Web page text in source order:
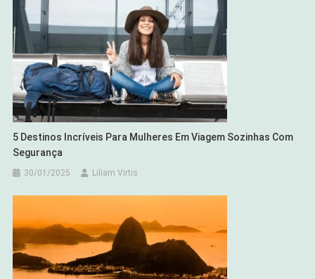
5 Destinos Incríveis Para Mulheres Em Viagem Sozinhas Com
Segurança
30/01/2025 Liliam Virtis